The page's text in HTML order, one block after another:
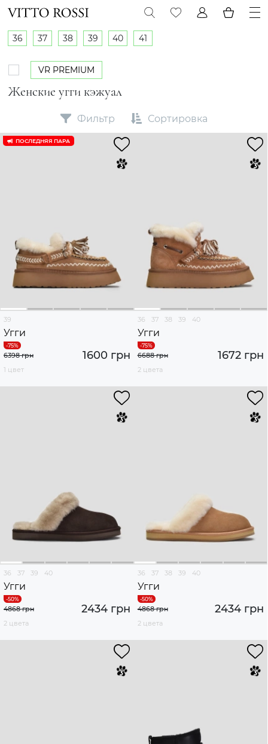
Женские угги кэжуал
36 37 38 39 40 41
VR PREMIUM
Фильтр Сортировка
ПОСЛЕДНЯЯ ПАРА
39
Угги
1600 грн
6398 грн
1 цвет
36 37 38 39 40
Угги
1672 грн
6688 грн
2 цвета
36 37 39 40
Угги
2434 грн
4868 грн
2 цвета
36 37 38 39 40
Угги
2434 грн
4868 грн
2 цвета